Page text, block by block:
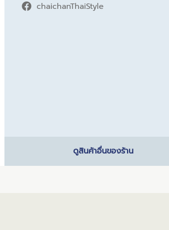
chaichanThaiStyle
ดูสินค้าอื่นของร้าน